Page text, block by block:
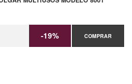
-19% COMPRAR